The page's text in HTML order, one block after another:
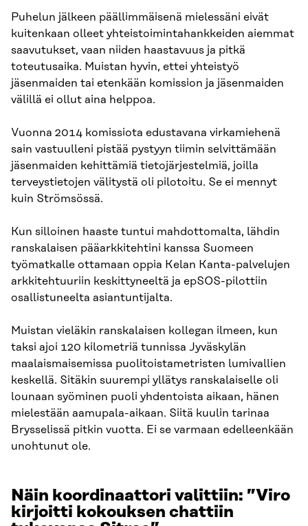
Puhelun jälkeen päällimmäisenä mielessäni eivät
kuitenkaan olleet yhteistoimintahankkeiden aiemmat
saavutukset, vaan niiden haastavuus ja pitkä
toteutusaika. Muistan hyvin, ettei yhteistyö
jäsenmaiden tai etenkään komission ja jäsenmaiden
välillä ei ollut aina helppoa.
Vuonna 2014 komissiota edustavana virkamiehenä
sain vastuulleni pistää pystyyn tiimin selvittämään
jäsenmaiden kehittämiä tietojärjestelmiä, joilla
terveystietojen välitystä oli pilotoitu. Se ei mennyt
kuin Strömsössä.
Kun silloinen haaste tuntui mahdottomalta, lähdin
ranskalaisen pääarkkitehtini kanssa Suomeen
työmatkalle ottamaan oppia Kelan Kanta-palvelujen
arkkitehtuuriin keskittyneeltä ja epSOS-pilottiin
osallistuneelta asiantuntijalta.
Muistan vieläkin ranskalaisen kollegan ilmeen, kun
taksi ajoi 120 kilometriä tunnissa Jyväskylän
maalaismaisemissa puolitoistametristen lumivallien
keskellä. Sitäkin suurempi yllätys ranskalaiselle oli
lounaan syöminen puoli yhdentoista aikaan, hänen
mielestään aamupala-aikaan. Siitä kuulin tarinaa
Brysselissä pitkin vuotta. Ei se varmaan edelleenkään
unohtunut ole.
Näin koordinaattori valittiin: ”Viro
kirjoitti kokouksen chattiin